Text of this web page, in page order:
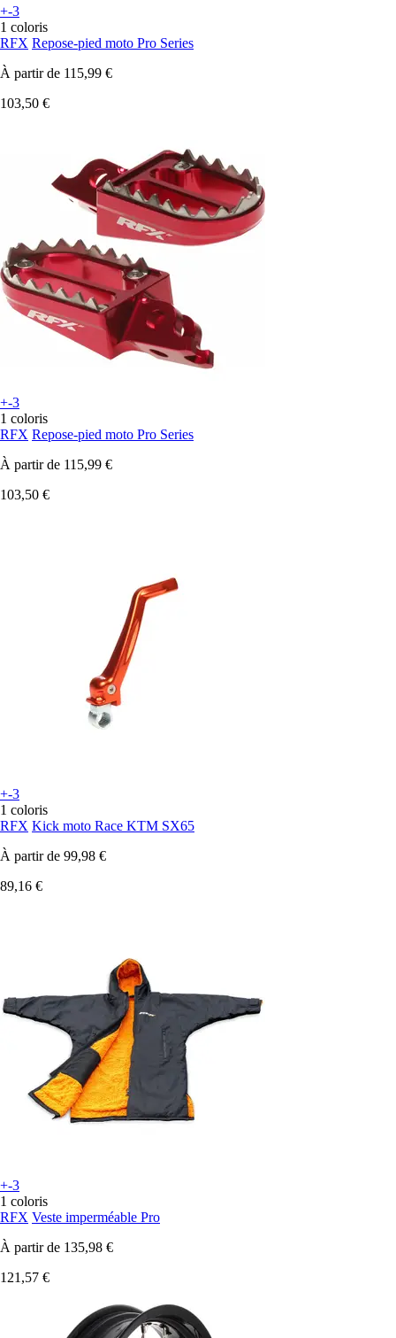
+-3
1 coloris
RFX Repose-pied moto Pro Series
À partir de 115,99 €
103,50 €
+-3
1 coloris
RFX Repose-pied moto Pro Series
À partir de 115,99 €
103,50 €
+-3
1 coloris
RFX Kick moto Race KTM SX65
À partir de 99,98 €
89,16 €
+-3
1 coloris
RFX Veste imperméable Pro
À partir de 135,98 €
121,57 €